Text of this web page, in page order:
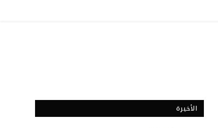
الأخيرة